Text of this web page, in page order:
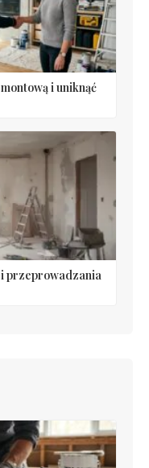
i uniknąć
przeprowadzania